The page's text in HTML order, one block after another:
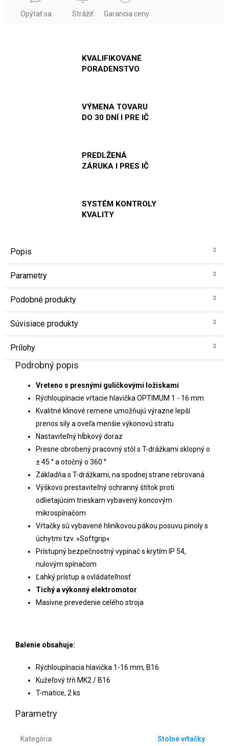
Opýtať sa Strážiť Garancia ceny
KVALIFIKOVANÉ
PORADENSTVO
VÝMENA TOVARU
DO 30 DNÍ I PRE IČ
PREDLŽENÁ
ZÁRUKA I PRES IČ
SYSTÉM KONTROLY
KVALITY
Popis
Parametry
Podobné produkty
Súvisiace produkty
Prílohy
Podrobný popis
Vreteno s presnými guličkovými ložiskami
Rýchloupínacie vŕtacie hlavička OPTIMUM 1 - 16 mm
Kvalitné klinové remene umožňujú výrazne lepší
prenos sily a oveľa menšie výkonovú stratu
Nastaviteľný hĺbkový doraz
Presne obrobený pracovný stôl s T-drážkami sklopný o
± 45 ° a otočný o 360 °
Základňa s T-drážkami, na spodnej strane rebrovaná
Výškovo prestaviteľný ochranný štítok proti
odlietajúcim trieskam vybavený koncovým
mikrospínačom
Vŕtačky sú vybavené hliníkovou pákou posuvu pinoly s
úchytmi tzv. »Softgrip«
Prístupný bezpečnostný vypínač s krytím IP 54,
nulovým spínačom
Ľahký prístup a ovládateľnosť
Tichý a výkonný elektromotor
Masívne prevedenie celého stroja
Balenie obsahuje:
Rýchloupínacia hlavička 1-16 mm, B16
Kužeľový tŕň MK2 / B16
T-matice, 2 ks
Parametry
Kategória: Stolné vŕtačky